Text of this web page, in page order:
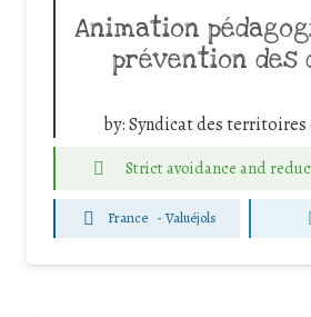
Animation
prévention des
by:Syndicat des territoires
Strict avoidance and
France -Valuéjols